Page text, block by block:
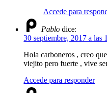
Accede para
Pablo dice:
30 septiembre, 2017 a las
Hola carboneros , creo
viejito pero fuerte , vive
Accede para responder